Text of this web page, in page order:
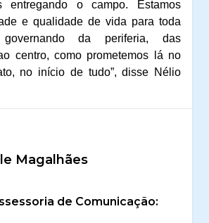
entregando o campo. Estamos
e qualidade de vida para toda
da periferia, das
centro, como prometemos lá no
no início de tudo”, disse Nélio
Magalhães
de Comunicação: